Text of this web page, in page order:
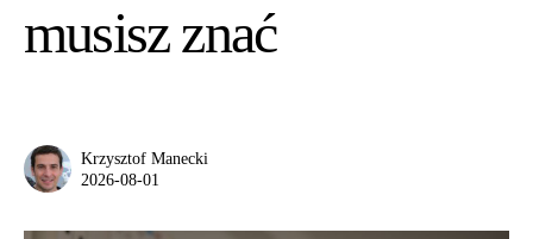
musisz znać
Krzysztof Manecki
2026-08-01